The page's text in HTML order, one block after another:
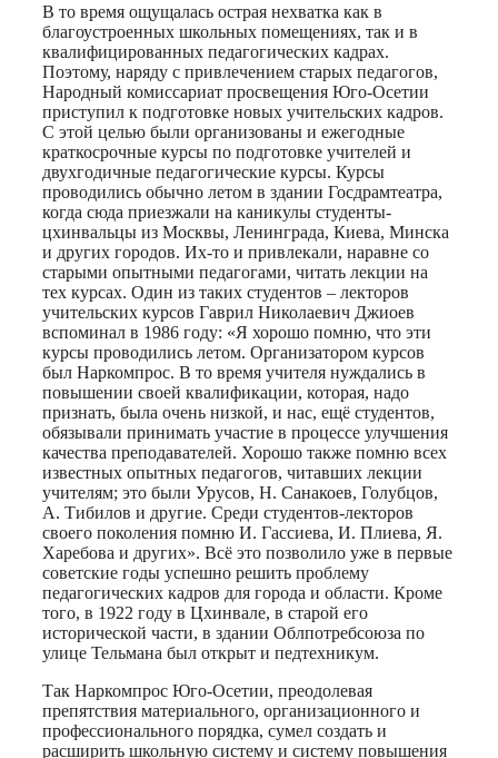
В то время ощущалась острая нехватка как в
благоустроенных школьных помещениях, так и в
квалифицированных педагогических кадрах.
Поэтому, наряду с привлечением старых педагогов,
Народный комиссариат просвещения Юго-Осетии
приступил к подготовке новых учительских кадров.
С этой целью были организованы и ежегодные
краткосрочные курсы по подготовке учителей и
двухгодичные педагогические курсы. Курсы
проводились обычно летом в здании Госдрамтеатра,
когда сюда приезжали на каникулы студенты-
цхинвальцы из Москвы, Ленинграда, Киева, Минска
и других городов. Их-то и привлекали, наравне со
старыми опытными педагогами, читать лекции на
тех курсах. Один из таких студентов – лекторов
учительских курсов Гаврил Николаевич Джиоев
вспоминал в 1986 году: «Я хорошо помню, что эти
курсы проводились летом. Организатором курсов
был Наркомпрос. В то время учителя нуждались в
повышении своей квалификации, которая, надо
признать, была очень низкой, и нас, ещё студентов,
обязывали принимать участие в процессе улучшения
качества преподавателей. Хорошо также помню всех
известных опытных педагогов, читавших лекции
учителям; это были Урусов, Н. Санакоев, Голубцов,
А. Тибилов и другие. Среди студентов-лекторов
своего поколения помню И. Гассиева, И. Плиева, Я.
Харебова и других». Всё это позволило уже в первые
советские годы успешно решить проблему
педагогических кадров для города и области. Кроме
того, в 1922 году в Цхинвале, в старой его
исторической части, в здании Облпотребсоюза по
улице Тельмана был открыт и педтехникум.
Так Наркомпрос Юго-Осетии, преодолевая
препятствия материального, организационного и
профессионального порядка, сумел создать и
расширить школьную систему и систему повышения